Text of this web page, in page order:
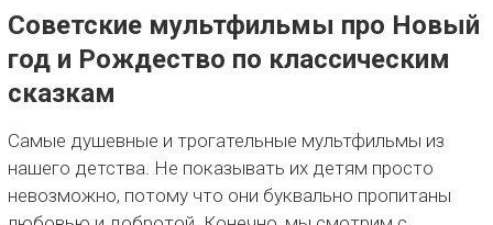
Советские мультфильмы про Новый
год и Рождество по классическим
сказкам
Самые душевные и трогательные мультфильмы из
нашего детства. Не показывать их детям просто
невозможно, потому что они буквально пропитаны